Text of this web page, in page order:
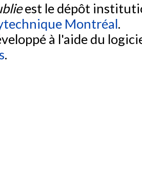
est le dépôt
Montréal.
à l'aide du
.